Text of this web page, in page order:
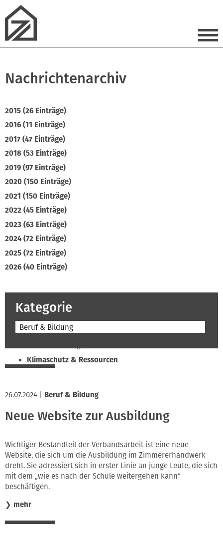
Nachrichtenarchiv
2015 (26 Einträge)
2016 (11 Einträge)
2017 (47 Einträge)
2018 (53 Einträge)
2019 (97 Einträge)
2020 (150 Einträge)
2021 (150 Einträge)
2022 (45 Einträge)
2023 (63 Einträge)
2024 (72 Einträge)
2025 (72 Einträge)
2026 (40 Einträge)
Kategorie
Beruf & Bildung
Klimaschutz & Ressourcen
Soziales & Tarifpolitik
Interviews
Innung
26.07.2024 Beruf & Bildung
Neue Website zur Ausbildung
Wichtiger Bestandteil der Verbandsarbeit ist eine neue
Website, die sich um die Ausbildung im Zimmererhandwerk
dreht. Sie adressiert sich in erster Linie an junge Leute, die sich
mit dem „wie es nach der Schule weitergehen kann“
beschäftigen.
❯ mehr